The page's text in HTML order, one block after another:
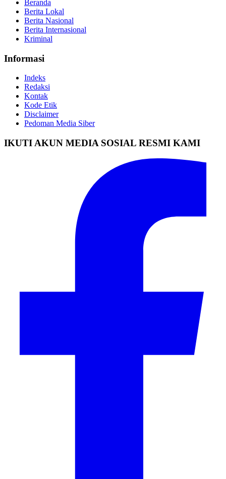
Beranda
Berita Lokal
Berita Nasional
Berita Internasional
Kriminal
Informasi
Indeks
Redaksi
Kontak
Kode Etik
Disclaimer
Pedoman Media Siber
IKUTI AKUN MEDIA SOSIAL RESMI KAMI